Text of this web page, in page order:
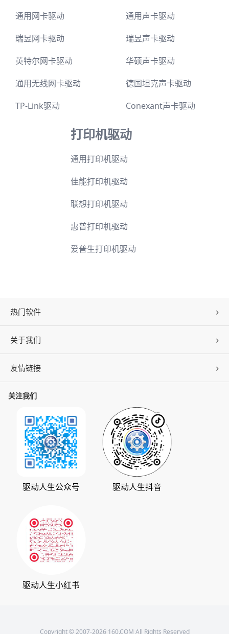
通用网卡驱动
瑞昱网卡驱动
英特尔网卡驱动
通用无线网卡驱动
TP-Link驱动
通用声卡驱动
瑞昱声卡驱动
华硕声卡驱动
德国坦克声卡驱动
Conexant声卡驱动
打印机驱动
通用打印机驱动
佳能打印机驱动
联想打印机驱动
惠普打印机驱动
爱普生打印机驱动
热门软件
驱动人生
百页窗
数据救星
人生日历
关于我们
公司概况
公司动态
发展历程
支持中心
版权声明
友情链接
ZOL下载
华军软件园
系统之家
下载之家
驱动大师
天极下载
关注我们
驱动人生公众号 驱动人生抖音
驱动人生小红书
Copyright © 2007-2026 160.COM All Rights Reserved